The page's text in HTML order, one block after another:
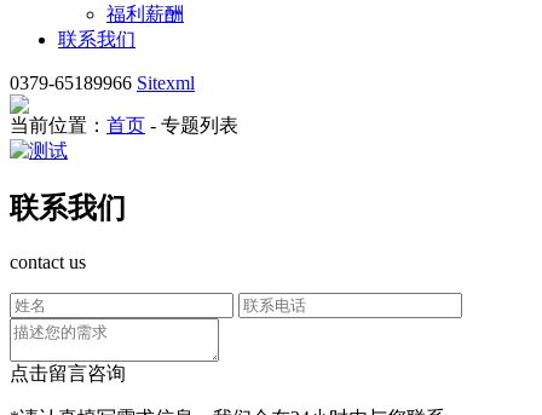
福利薪酬
联系我们
0379-65189966 Sitexml
当前位置： 首页 - 专题列表
联系我们
contact us
点击留言咨询